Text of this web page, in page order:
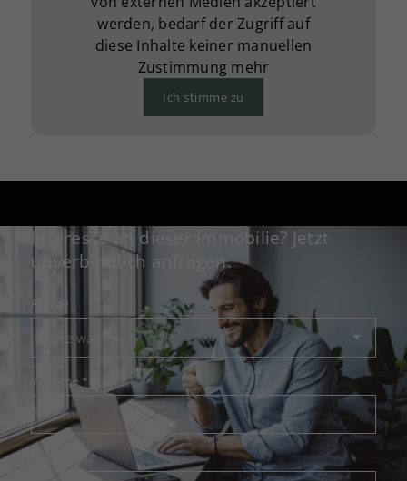
werden, bedarf der Zugriff auf
diese Inhalte keiner manuellen
Zustimmung mehr
Ich stimme zu
Interesse an dieser Immobilie? Jetzt
unverbindlich anfragen.
Anrede
Vorname *
*